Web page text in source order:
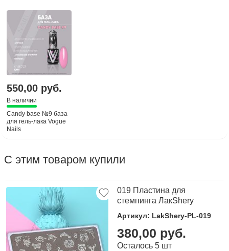
550,00 руб.
В наличии
Candy base №9 база
для гель-лака Vogue
Nails
С этим товаром купили
019 Пластина для
стемпинга ЛакShery
Артикул: LakShery-PL-019
380,00 руб.
Осталось 5 шт